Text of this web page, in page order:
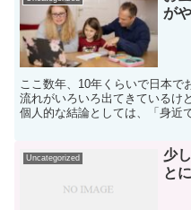
が
ここ数年、10年くらいで日本で
流れがいろいろ出てきているけ
個人的な結論としては、「身近
Uncategorized
少
と